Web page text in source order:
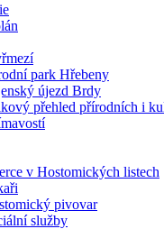
park Hřebeny
újezd Brdy
přehled přírodních i
v Hostomických listech
pivovar
služby